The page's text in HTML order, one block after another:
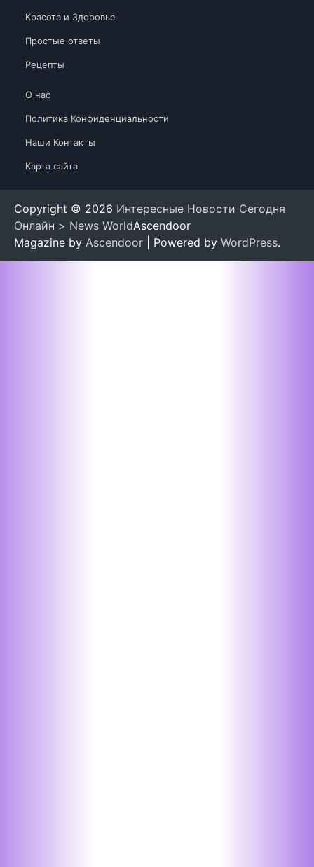
Красота и Здоровье
Простые ответы
Рецепты
О нас
Политика Конфиденциальности
Наши Контакты
Карта сайта
Copyright © 2026 Интересные Новости Сегодня
Онлайн > News WorldAscendoor
Magazine by Ascendoor | Powered by WordPress.